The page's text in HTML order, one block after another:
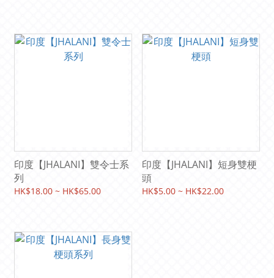
印度【JHALANI】雙令士系
列
HK$18.00 ~ HK$65.00
印度【JHALANI】短身雙梗
頭
HK$5.00 ~ HK$22.00